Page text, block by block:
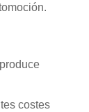
costes